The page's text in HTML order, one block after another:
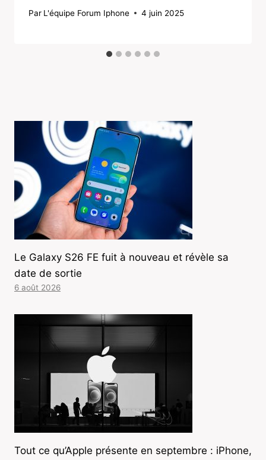
Par L'équipe Forum Iphone 4 juin 2025
Le Galaxy S26 FE fuit à nouveau et révèle sa
date de sortie
6 août 2026
Tout ce qu’Apple présente en septembre : iPhone,